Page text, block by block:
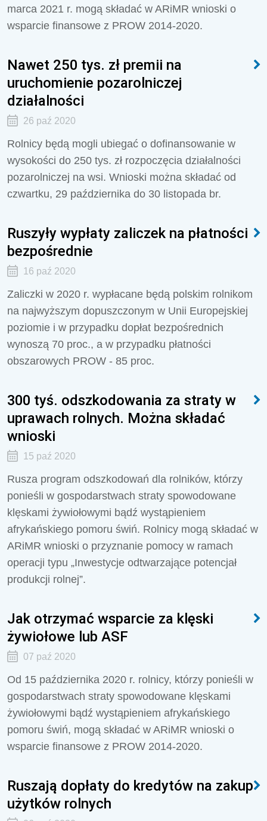
marca 2021 r. mogą składać w ARiMR wnioski o
wsparcie finansowe z PROW 2014-2020.
Nawet 250 tys. zł premii na
uruchomienie pozarolniczej
działalności
26 paź 2020
Rolnicy będą mogli ubiegać o dofinansowanie w
wysokości do 250 tys. zł rozpoczęcia działalności
pozarolniczej na wsi. Wnioski można składać od
czwartku, 29 października do 30 listopada br.
Ruszyły wypłaty zaliczek na płatności
bezpośrednie
16 paź 2020
Zaliczki w 2020 r. wypłacane będą polskim rolnikom
na najwyższym dopuszczonym w Unii Europejskiej
poziomie i w przypadku dopłat bezpośrednich
wynoszą 70 proc., a w przypadku płatności
obszarowych PROW - 85 proc.
300 tyś. odszkodowania za straty w
uprawach rolnych. Można składać
wnioski
15 paź 2020
Rusza program odszkodowań dla rolników, którzy
ponieśli w gospodarstwach straty spowodowane
klęskami żywiołowymi bądź wystąpieniem
afrykańskiego pomoru świń. Rolnicy mogą składać w
ARiMR wnioski o przyznanie pomocy w ramach
operacji typu „Inwestycje odtwarzające potencjał
produkcji rolnej”.
Jak otrzymać wsparcie za klęski
żywiołowe lub ASF
07 paź 2020
Od 15 października 2020 r. rolnicy, którzy ponieśli w
gospodarstwach straty spowodowane klęskami
żywiołowymi bądź wystąpieniem afrykańskiego
pomoru świń, mogą składać w ARiMR wnioski o
wsparcie finansowe z PROW 2014-2020.
Ruszają dopłaty do kredytów na zakup
użytków rolnych